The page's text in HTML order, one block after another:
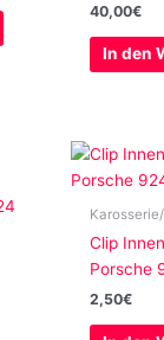
40,00€
In den
Clip
Porsche
2,50€